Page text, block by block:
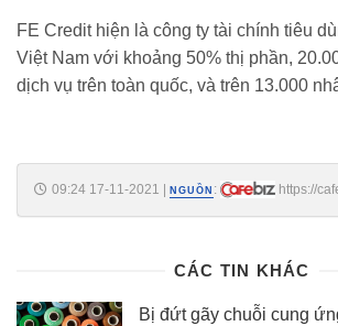
FE Credit hiện là công ty tài chính tiêu
Việt Nam với khoảng 50% thị phần,
dịch vụ trên toàn quốc, và trên 13.000
09:24 17-11-2021 | NGUỒN :
https://
CÁC TIN KHÁC
Bị đứt gãy chuỗi cung